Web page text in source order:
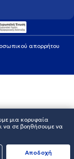
απορρήτου
μια κορυφαία
να σε βοηθήσουμε να
Aποδοχή